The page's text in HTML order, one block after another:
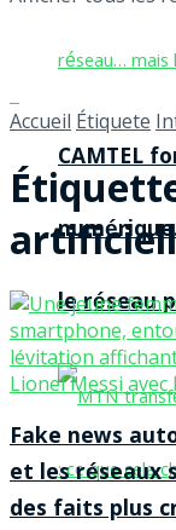
CAMTEL
le réseau
Accueil Étiquete
Fake news
et les réseaux
des faits plus